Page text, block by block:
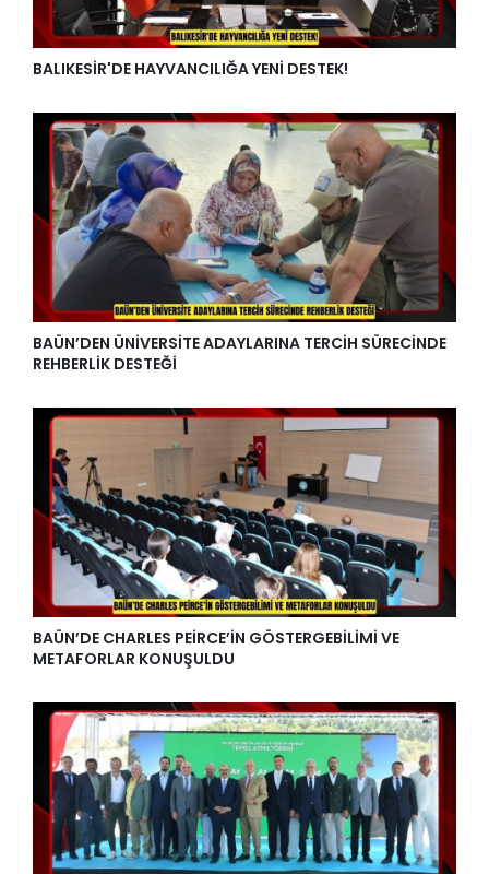
BALIKESİR'DE HAYVANCILIĞA YENİ DESTEK!
BAÜN’DEN ÜNİVERSİTE ADAYLARINA TERCİH SÜRECİNDE
REHBERLİK DESTEĞİ
BAÜN’DE CHARLES PEİRCE’İN GÖSTERGEBİLİMİ VE
METAFORLAR KONUŞULDU